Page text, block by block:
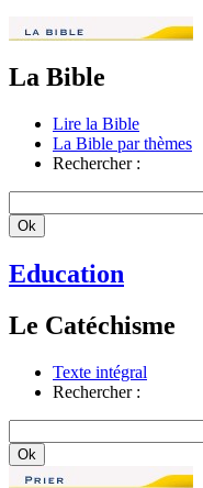
La Bible
Lire la Bible
La Bible par thèmes
Rechercher :
Education
Le Catéchisme
Texte intégral
Rechercher :